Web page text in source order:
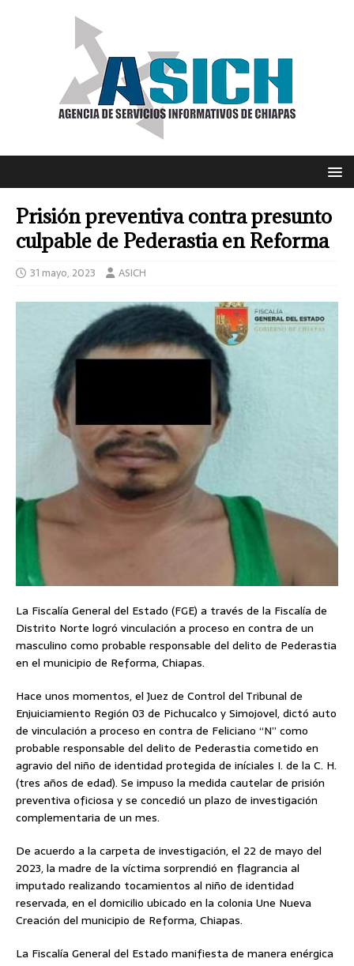
Prisión preventiva contra presunto
culpable de Pederastia en Reforma
31 mayo, 2023 ASICH
La Fiscalía General del Estado (FGE) a través de la Fiscalía de
Distrito Norte logró vinculación a proceso en contra de un
masculino como probable responsable del delito de Pederastia
en el municipio de Reforma, Chiapas.
Hace unos momentos, el Juez de Control del Tribunal de
Enjuiciamiento Región 03 de Pichucalco y Simojovel, dictó auto
de vinculación a proceso en contra de Feliciano “N” como
probable responsable del delito de Pederastia cometido en
agravio del niño de identidad protegida de iníciales I. de la C. H.
(tres años de edad). Se impuso la medida cautelar de prisión
preventiva oficiosa y se concedió un plazo de investigación
complementaria de un mes.
De acuerdo a la carpeta de investigación, el 22 de mayo del
2023, la madre de la víctima sorprendió en flagrancia al
imputado realizando tocamientos al niño de identidad
reservada, en el domicilio ubicado en la colonia Une Nueva
Creación del municipio de Reforma, Chiapas.
La Fiscalía General del Estado manifiesta de manera enérgica